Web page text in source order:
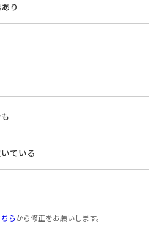
り
ている
ちらから修正をお願いします。